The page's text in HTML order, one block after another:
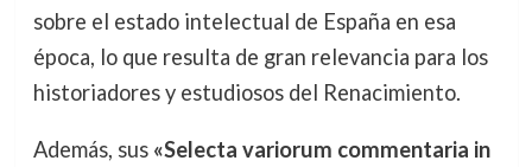
sobre el estado intelectual de España en esa
época, lo que resulta de gran relevancia para los
historiadores y estudiosos del Renacimiento.
Además, sus «Selecta variorum commentaria in